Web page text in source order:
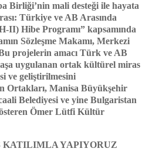
Birliği’nin mali desteği ile hayata
Türkiye ve AB Arasında
II) Hibe Programı” kapsamında
Sözleşme Makamı, Merkezi
projelerin amacı Türk ve AB
uygulanan ortak kültürel miras
ve geliştirilmesini
Ortakları, Manisa Büyükşehir
Belediyesi ve yine Bulgaristan
Ömer Lütfi Kültür
KATILIMLA YAPIYORUZ